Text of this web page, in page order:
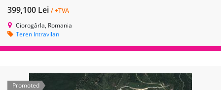
399,100 Lei / +TVA
Ciorogârla, Romania
Teren Intravilan
Promoted